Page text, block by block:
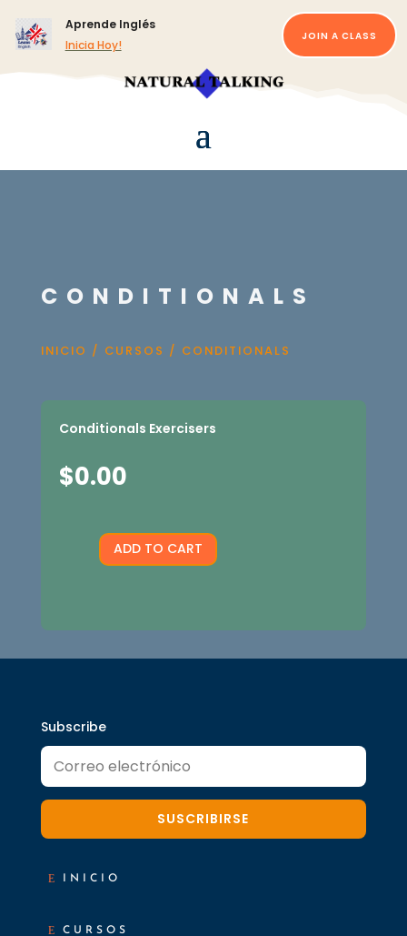
Aprende Inglés
Inicia Hoy!
JOIN A CLASS
CONDITIONALS
INICIO / CURSOS / CONDITIONALS
Conditionals Exercisers
$0.00
Conditionals
ADD TO CART
Subscribe
SUSCRIBIRSE
INICIO
CURSOS